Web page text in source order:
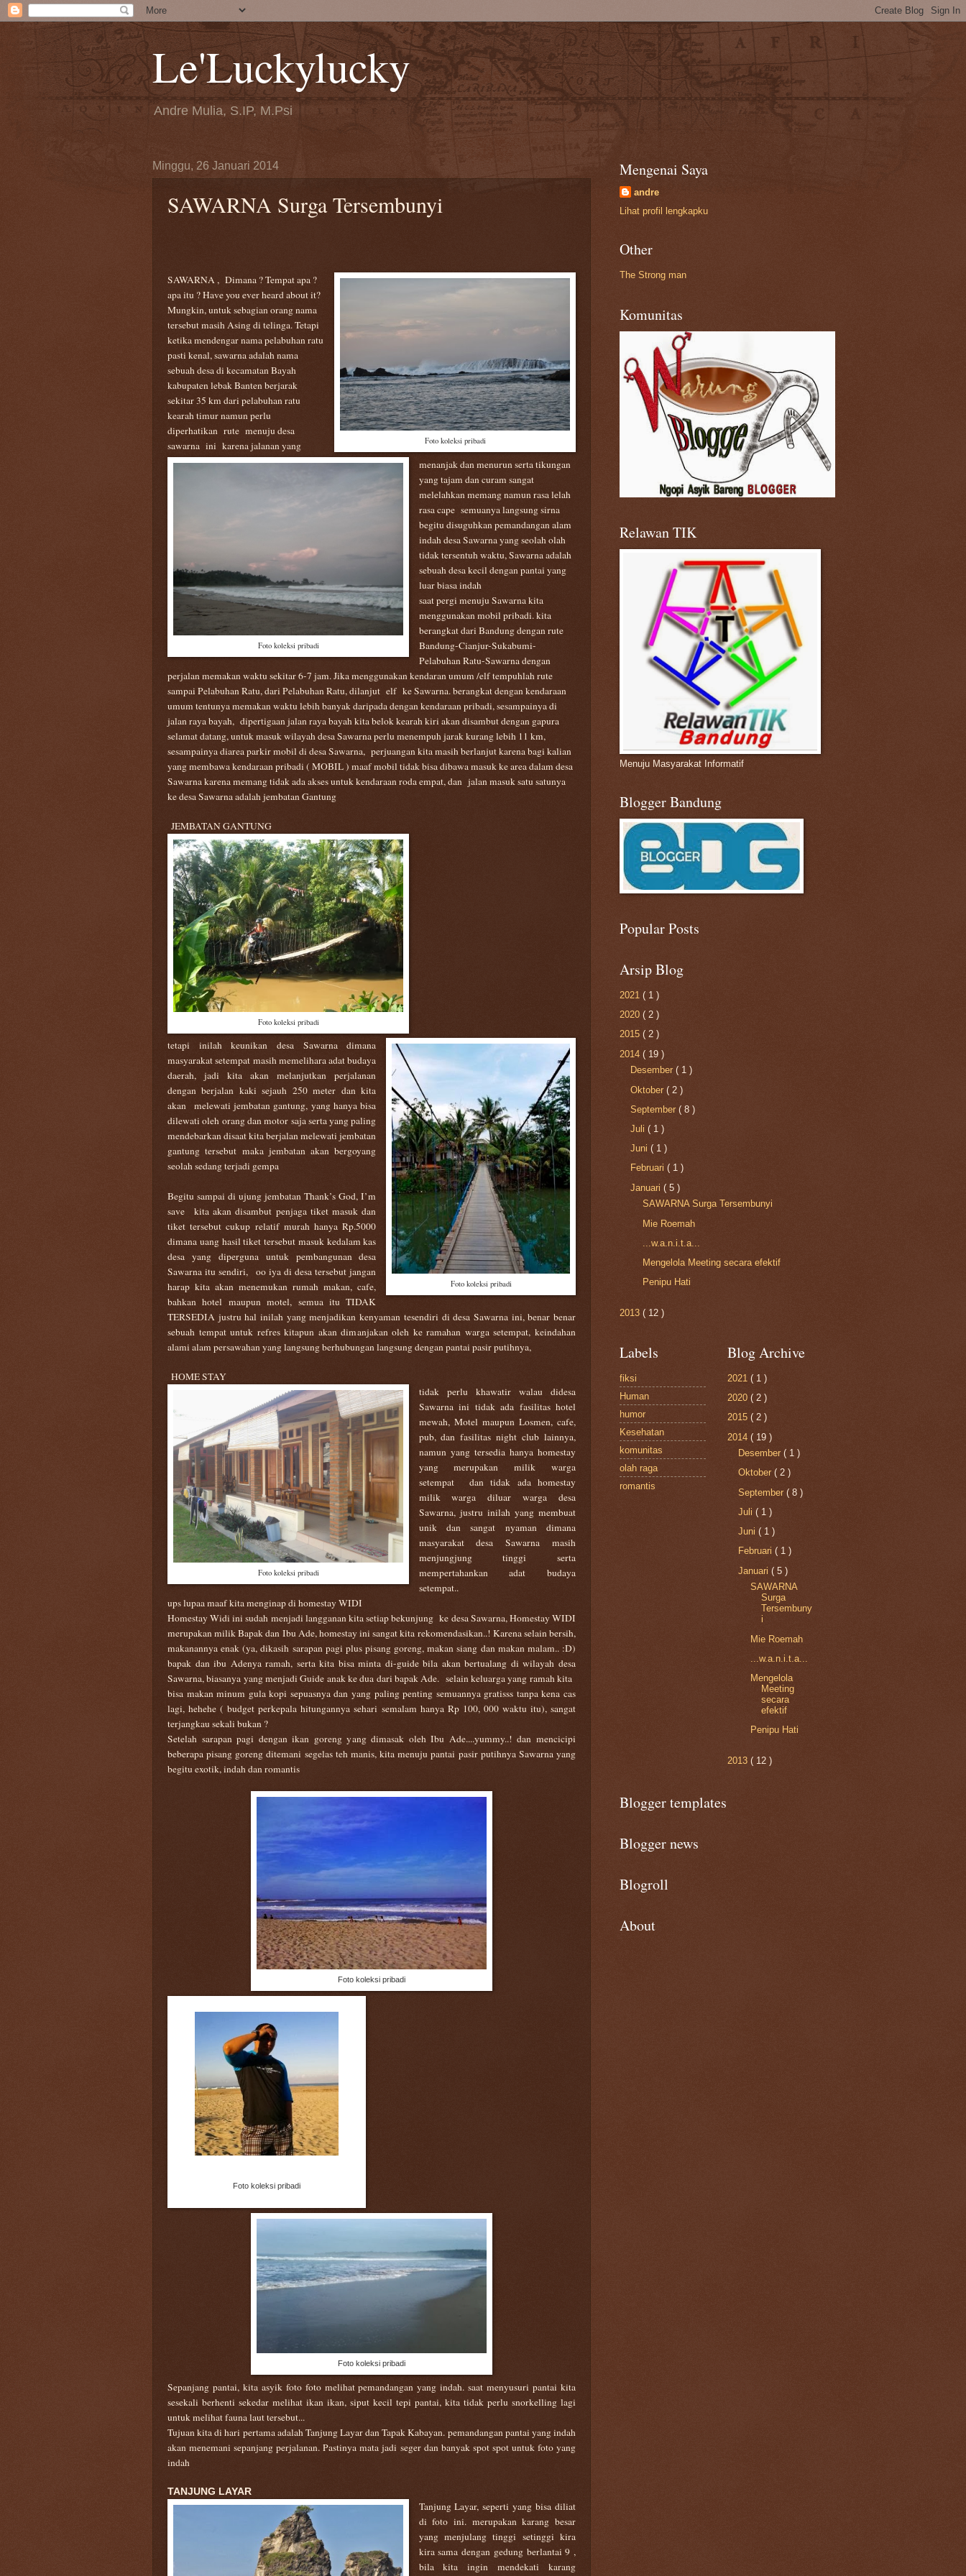
Le'Luckylucky
Andre Mulia, S.IP, M.Psi
Minggu, 26 Januari 2014
SAWARNA Surga Tersembunyi
Foto koleksi pribadi
Foto koleksi pribadi
SAWARNA , Dimana ? Tempat apa ?
apa itu ? Have you ever heard about it?
Mungkin, untuk sebagian orang nama
tersebut masih Asing di telinga. Tetapi
ketika mendengar nama pelabuhan ratu
pasti kenal, sawarna adalah nama
sebuah desa di kecamatan Bayah
kabupaten lebak Banten berjarak
sekitar 35 km dari pelabuhan ratu
kearah timur namun perlu
diperhatikan rute menuju desa
sawarna ini karena jalanan yang
menanjak dan menurun serta tikungan
yang tajam dan curam sangat
melelahkan memang namun rasa lelah
rasa cape semuanya langsung sirna
begitu disuguhkan pemandangan alam
indah desa Sawarna yang seolah olah
tidak tersentuh waktu, Sawarna adalah
sebuah desa kecil dengan pantai yang
luar biasa indah
saatpergi menuju Sawarna kita
menggunakan mobil pribadi. kita
berangkat dari Bandung dengan rute
Bandung-Cianjur-Sukabumi-
Pelabuhan Ratu-Sawarna dengan
perjalan memakan waktu sekitar 6-7 jam. Jika menggunakan kendaran umum /elf tempuhlah rute
sampai Pelabuhan Ratu, dari Pelabuhan Ratu, dilanjut elf ke Sawarna. berangkat dengan kendaraan
umum tentunya memakan waktu lebih banyak daripada dengan kendaraan pribadi, sesampainyadi
jalan raya bayah, dipertigaan jalan raya bayah kita belok kearah kiri akandisambut dengan gapura
selamat datang,untuk masuk wilayah desa Sawarna perlu menempuh jarak kurang lebih 11 km,
sesampainya diarea parkir mobil di desa Sawarna, perjuangan kita masih berlanjut karena bagi kalian
yang membawa kendaraan pribadi ( MOBIL ) maaf mobil tidak bisa dibawa masuk ke area dalam desa
Sawarna karena memang tidak ada aksesuntuk kendaraan roda empat, dan jalan masuk satu satunya
ke desa Sawarna adalah jembatan Gantung
JEMBATAN GANTUNG
Foto koleksi pribadi
Foto koleksi pribadi
tetapi inilah keunikan desa Sawarna dimana
masyarakat setempat masih memelihara adat budaya
daerah, jadi kita akan melanjutkan perjalanan
dengan berjalan kaki sejauh 250 meter dan kita
akan
melewati jembatan gantung, yang hanya bisa
dilewati oleh orang dan motor saja serta yang paling
mendebarkan disaat kita berjalan melewati jembatan
gantung tersebut maka jembatan akan bergoyang
seolah sedang terjadi gempa
Begitu sampai di ujung jembatan Thank’s God, I’m
save kita akan disambut penjaga tiket masuk dan
tiket tersebut cukup relatif murah hanya Rp.5000
dimana uang hasil tiket tersebut masuk kedalam kas
desa yang diperguna untuk pembangunan desa
Sawarna itu sendiri, oo iya di desa tersebut jangan
harap kita akan menemukan rumah makan, cafe,
bahkan hotel maupun motel, semua itu TIDAK
TERSEDIA justru hal inilah yang menjadikan kenyaman tesendiri di desa Sawarna ini, benar benar
sebuah tempat untuk refres kitapun akan dimanjakan oleh ke ramahan warga setempat, keindahan
alami alam persawahan yang langsung berhubungan langsung dengan pantai pasir putihnya,
HOME STAY
Foto koleksi pribadi
tidak perlu khawatir walau didesa
Sawarna ini tidak ada fasilitas hotel
mewah, Motel maupun Losmen, cafe,
pub, dan fasilitas night club lainnya,
namun yang tersedia hanya homestay
yang merupakan milik warga
setempat
dan tidak ada homestay
milik warga diluar warga desa
Sawarna, justru inilah yang membuat
unik dan sangat nyaman dimana
masyarakat desa Sawarna masih
menjungjung tinggi serta
mempertahankan adat budaya
setempat..
ups lupaa maaf kita menginap di homestay WIDI
Homestay Widi ini sudah menjadi langganan kita setiap bekunjung ke desa Sawarna, Homestay WIDI
merupakanmilik Bapak dan Ibu Ade, homestay ini sangat kita rekomendasikan..! Karena selain bersih,
makanannya enak (ya, dikasih sarapan pagi plus pisang goreng, makan siang dan makan malam.. :D)
bapak dan ibu Adenya ramah, serta kita bisa minta di-guide bila akan bertualang di wilayah desa
Sawarna, biasanya yang menjadi Guide anak ke dua dari bapak Ade. selain keluarga yang ramah kita
bisa makan minum gula kopi sepuasnya dan yang paling penting semuannya gratisss tanpa kena cas
lagi, hehehe ( budget perkepala hitungannya sehari semalam hanya Rp 100, 000 waktu itu), sangat
terjangkau sekali bukan ?
Setelah sarapan pagi dengan ikan goreng yang dimasak oleh Ibu Ade....yummy..! dan mencicipi
beberapa pisang goreng ditemani segelas teh manis, kita menuju pantai pasir putihnya Sawarna yang
begitu exotik, indah dan romantis
Foto koleksi pribadi
Foto koleksi pribadi
Foto koleksi pribadi
Sepanjang pantai, kita asyik foto foto melihat pemandangan yang indah. saat menyusuri pantai kita
sesekali berhenti sekedar melihat ikan ikan, siput kecil tepi pantai, kita tidak perlu snorkelling lagi
untuk melihat fauna laut tersebut...
Tujuan kita di hari pertama adalah Tanjung Layar dan Tapak Kabayan. pemandangan pantai yang indah
akan menemani sepanjang perjalanan. Pastinya mata jadi seger dan banyak spot spot untuk foto yang
indah
TANJUNG LAYAR
Tanjung Layar, seperti yang bisa diliat
di foto ini. merupakan karang besar
yang menjulang tinggi setinggi kira
kira sama dengan gedung berlantai 9 ,
bila kita ingin mendekati karang
Mengenai Saya
andre
Lihat profil lengkapku
Other
The Strong man
Komunitas
Relawan TIK
Menuju Masyarakat Informatif
Blogger Bandung
Popular Posts
Arsip Blog
2021 ( 1 )
2020 ( 2 )
2015 ( 2 )
2014 ( 19 )
Desember( 1 )
Oktober( 2 )
September( 8 )
Juli( 1 )
Juni( 1 )
Februari( 1 )
Januari( 5 )
SAWARNA Surga Tersembunyi
Mie Roemah
...w.a.n.i.t.a...
Mengelola Meeting secara efektif
Penipu Hati
2013 ( 12 )
Labels
fiksi
Human
humor
Kesehatan
komunitas
olah raga
romantis
Blog Archive
2021 ( 1 )
2020 ( 2 )
2015 ( 2 )
2014 ( 19 )
Desember( 1 )
Oktober( 2 )
September( 8 )
Juli( 1 )
Juni( 1 )
Februari( 1 )
Januari( 5 )
SAWARNA
Surga
Tersembuny
i
Mie Roemah
...w.a.n.i.t.a...
Mengelola
Meeting
secara
efektif
Penipu Hati
2013 ( 12 )
Blogger templates
Blogger news
Blogroll
About